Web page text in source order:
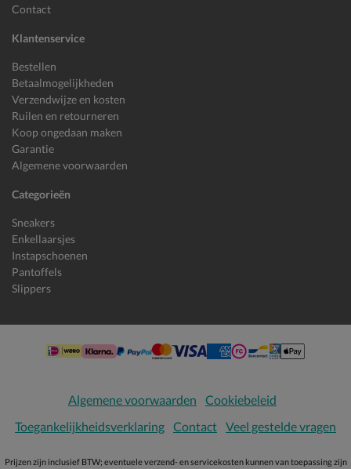
Contact
Klantenservice
Bestellen
Betaalmogelijkheden
Verzendwijze en kosten
Ruilen en retourneren
Koop ongedaan maken
Garantie
Algemene voorwaarden
Categorieën
Sneakers
Enkellaarsjes
Instapschoenen
Pantoffels
Slippers
Algemene voorwaarden
Cookiebeleid
Toegankelijkheidsverklaring Contact Veel gestelde vragen
Prijzen zijn inclusief BTW; eventuele verzend- en servicekosten kunnen van toepassing zijn